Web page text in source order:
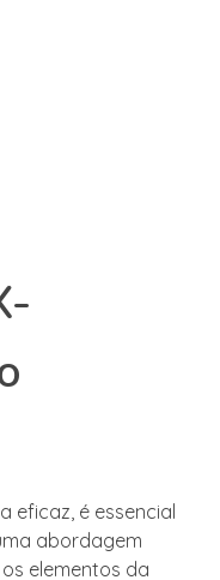
eficaz, é essencial
abordagem
elementos da